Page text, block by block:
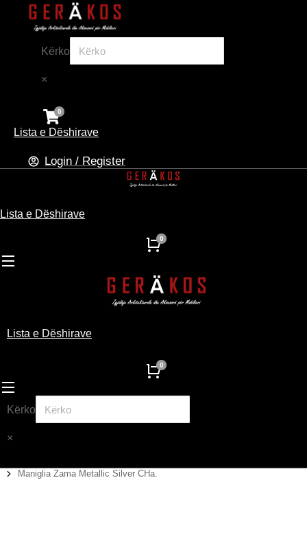
Kërko
×
Lista e Dëshirave
Login / Register
Lista e Dëshirave
Lista e Dëshirave
Kërko
×
You are here:
Maniglia Zama Metallic Silver CHa.